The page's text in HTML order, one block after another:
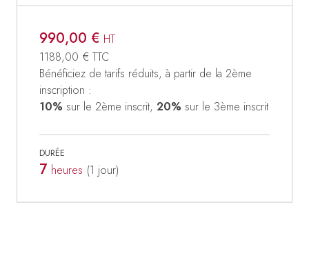
990,00 € HT
1188,00 € TTC
Bénéficiez de tarifs réduits, à partir de la 2ème
inscription :
10% sur le 2ème inscrit, 20% sur le 3ème inscrit
DURÉE
7 heures (1 jour)